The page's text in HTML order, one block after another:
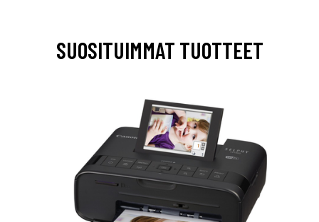
SUOSITUIMMAT TUOTTEET